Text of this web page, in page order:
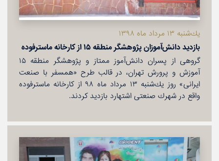
یك‌شنبه ۱۳ مرداد ماه ۱۳۹۸
بازدید دانش‌آموزان پژوهشگر منطقه ۱۵ از كارخانه ماسترفوده
گروهی از پسران دانش‌آموز ممتاز و پژوهشگر منطقه ۱۵
آموزش و پرورش تهران، در قالب طرح «همسفر با صنعت
ایرانی» روز یك‌شنبه ۱۳ مرداد ماه ۹۸ از كارخانه ماسترفوده
واقع در شهرك صنعتی اشتهارد بازدید كردند.